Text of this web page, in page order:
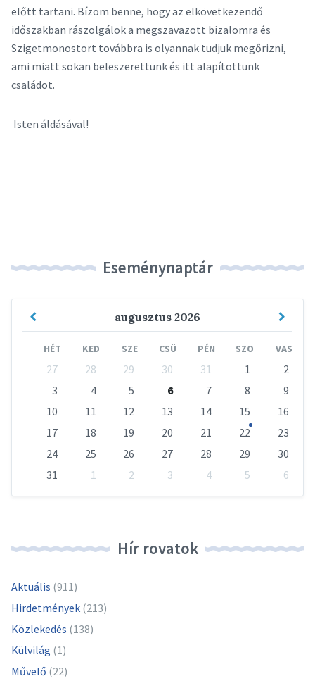
előtt tartani. Bízom benne, hogy az elkövetkezendő
időszakban rászolgálok a megszavazott bizalomra és
Szigetmonostort továbbra is olyannak tudjuk megőrizni,
ami miatt sokan beleszerettünk és itt alapítottunk
családot.
Isten áldásával!
Eseménynaptár
augusztus 2026
Previous
HÉT KED SZE CSÜ PÉN SZO VAS
calendar
27 28 29 30 31 1
2
3
4 5 6 7 8
9
10
11 12 13 14 15
16
17
18 19 20 21 22
23
24
25 26 27 28 29
30
31
1 2 3 4 5
6
Hír rovatok
Aktuális (911)
Hirdetmények (213)
Közlekedés (138)
Külvilág (1)
Művelő (22)